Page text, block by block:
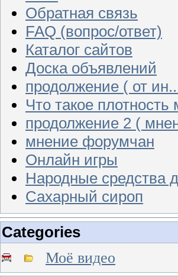
Обратная связь
FAQ (вопрос/ответ)
Каталог сайтов
Доска объявлений
продолжение ( от
Что такое плотность
продолжение 2 (
мнение форумчан
Онлайн игры
Народные средства
Сахарный сироп
Categories
Моё видео